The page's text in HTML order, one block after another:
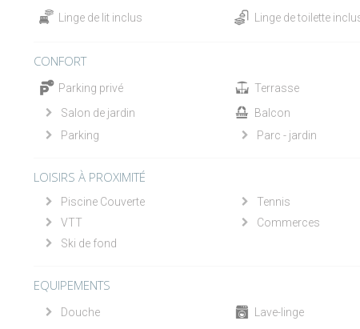
Linge de lit inclus
Linge de toilette
CONFORT
Parking privé Terrasse
Salon de jardin
Balcon
Parking
Parc - jardin
LOISIRS À PROXIMITÉ
Piscine Couverte Tennis
VTT
Commerces
Ski de fond
EQUIPEMENTS
Douche Lave-linge